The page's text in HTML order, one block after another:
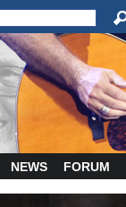
NEWS FORUM